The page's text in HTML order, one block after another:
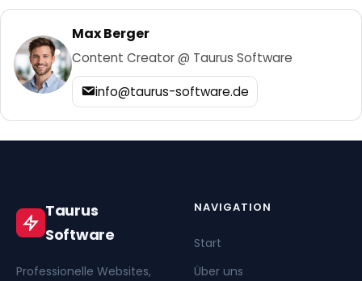
Max Berger
Content Creator @ Taurus Software
info@taurus-software.de
Taurus
Software
Professionelle Websites,
NAVIGATION
Start
Über uns